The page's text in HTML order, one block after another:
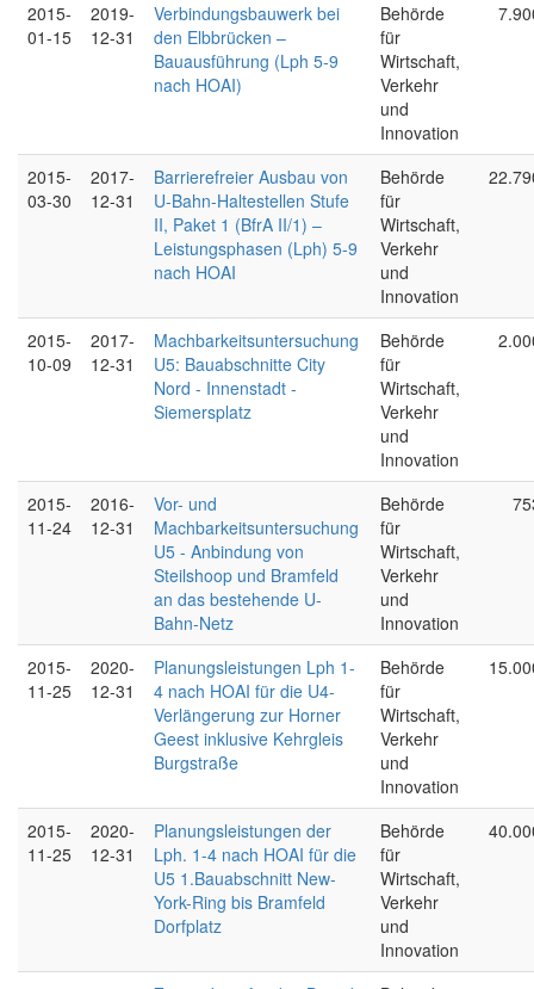
2015-
01-15
2019-
12-31
Verbindungsbauwerk bei
den Elbbrücken –
Bauausführung (Lph 5-9
nach HOAI)
Behörde
für
Wirtschaft,
Verkehr
und
Innovation
2015-
03-30
2017-
12-31
Barrierefreier Ausbau von
U-Bahn-Haltestellen Stufe
II, Paket 1 (BfrA II/1) –
Leistungsphasen (Lph) 5-9
nach HOAI
Behörde
für
Wirtschaft,
Verkehr
und
Innovation
2015-
10-09
2017-
12-31
Machbarkeitsuntersuchung
U5: Bauabschnitte City
Nord - Innenstadt -
Siemersplatz
Behörde
für
Wirtschaft,
Verkehr
und
Innovation
2015-
11-24
2016-
12-31
Vor- und
Machbarkeitsuntersuchung
U5 - Anbindung von
Steilshoop und Bramfeld
an das bestehende U-
Bahn-Netz
Behörde
für
Wirtschaft,
Verkehr
und
Innovation
2015-
11-25
2020-
12-31
Planungsleistungen Lph 1-
4 nach HOAI für die U4-
Verlängerung zur Horner
Geest inklusive Kehrgleis
Burgstraße
Behörde
für
Wirtschaft,
Verkehr
und
Innovation
2015-
11-25
2020-
12-31
Planungsleistungen der
Lph. 1-4 nach HOAI für die
U5 1.Bauabschnitt New-
York-Ring bis Bramfeld
Dorfplatz
Behörde
für
Wirtschaft,
Verkehr
und
Innovation